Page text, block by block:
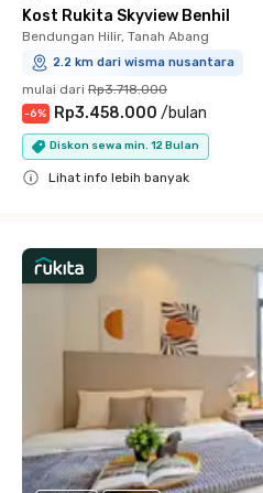
Kost Rukita Skyview Benhil
Bendungan Hilir, Tanah Abang
2.2 km dari wisma nusantara
mulai dari Rp3.718.000
-6% Rp3.458.000 /bulan
Diskon sewa min. 12 Bulan
Lihat info lebih banyak